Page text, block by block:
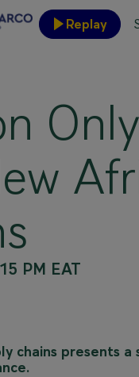
Replay
PM EAT
chains presents